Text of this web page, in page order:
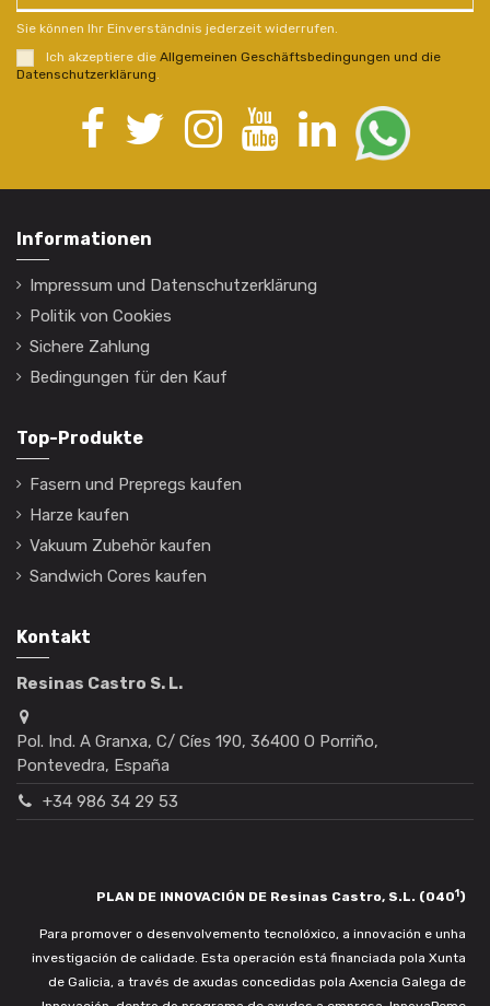
Sie können Ihr Einverständnis jederzeit widerrufen.
Ich akzeptiere die Allgemeinen Geschäftsbedingungen und die
Datenschutzerklärung
Informationen
Impressum und Datenschutzerklärung
Politik von Cookies
Sichere Zahlung
Bedingungen für den Kauf
Top-Produkte
Fasern und Prepregs kaufen
Harze kaufen
Vakuum Zubehör kaufen
Sandwich Cores kaufen
Kontakt
Resinas Castro S. L.
Pol. Ind. A Granxa, C/ Cíes 190, 36400 O Porriño,
Pontevedra, España
+34 986 34 29 53
PLAN DE INNOVACIÓN DE Resinas Castro, S.L. (0401)
Para promover o desenvolvemento tecnolóxico, a innovación e unha
investigación de calidade. Esta operación está financiada pola Xunta
de Galicia, a través de axudas concedidas pola Axencia Galega de